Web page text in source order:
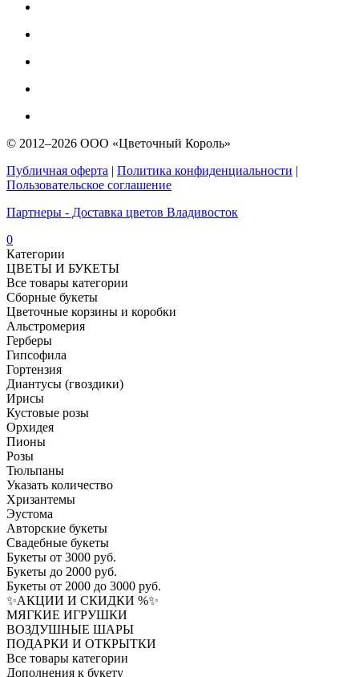
© 2012–2026 ООО «Цветочный Король»
Публичная оферта | Политика конфиденциальности |
Пользовательское соглашение
Партнеры - Доставка цветов Владивосток
0
Категории
ЦВЕТЫ И БУКЕТЫ
Все товары категории
Сборные букеты
Цветочные корзины и коробки
Альстромерия
Герберы
Гипсофила
Гортензия​
Диантусы (гвоздики)
Ирисы
Кустовые розы
Орхидея
Пионы
Розы
Тюльпаны
Указать количество
Хризантемы
Эустома
Авторские букеты
Свадебные букеты
Букеты от 3000 руб.
Букеты до 2000 руб.
Букеты от 2000 до 3000 руб.
✨АКЦИИ И СКИДКИ %✨
МЯГКИЕ ИГРУШКИ
ВОЗДУШНЫЕ ШАРЫ
ПОДАРКИ И ОТКРЫТКИ
Все товары категории
Дополнения к букету